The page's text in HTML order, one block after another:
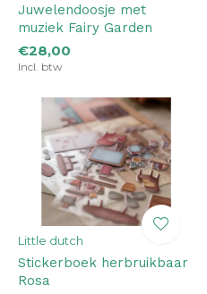
Juwelendoosje met
muziek Fairy Garden
€28,00
Incl. btw
Little dutch
Stickerboek herbruikbaar
Rosa